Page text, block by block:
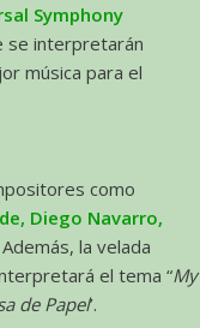
Symphony
se interpretarán
música para el
como
Diego Navarro,
Además, la velada
el tema “My
de Papel’.